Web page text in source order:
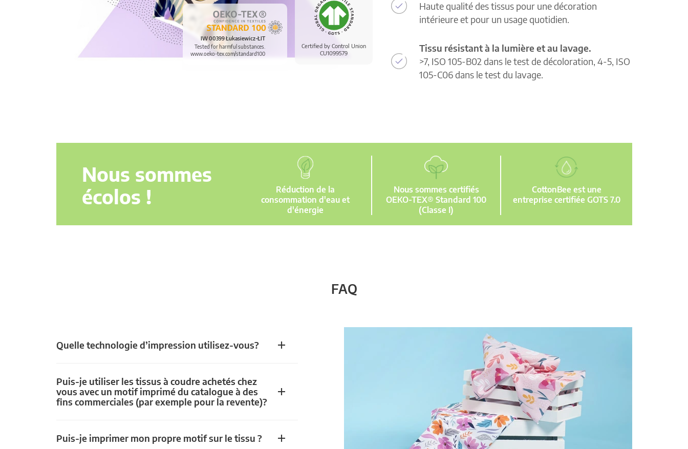
Certified by Control Union
CU1099579
IW 00399 Łukasiewicz-ŁIT
Tested for harmful substances.
www.oeko-tex.com/standard100
Haute qualité des tissus pour une décoration
intérieure et pour un usage quotidien.
Tissu résistant à la lumière et au lavage.
>7, ISO 105-B02 dans le test de décoloration, 4-5, ISO
105-C06 dans le test du lavage.
Nous sommes
écolos !
Réduction de la
consommation d'eau et
d'énergie
Nous sommes certifiés
OEKO-TEX® Standard 100
(Classe I)
CottonBee est une
entreprise certifiée GOTS 7.0
FAQ
Quelle technologie d’impression utilisez-vous?
Puis-je utiliser les tissus à coudre achetés chez
vous avec un motif imprimé du catalogue à des
fins commerciales (par exemple pour la revente)?
Puis-je imprimer mon propre motif sur le tissu ?